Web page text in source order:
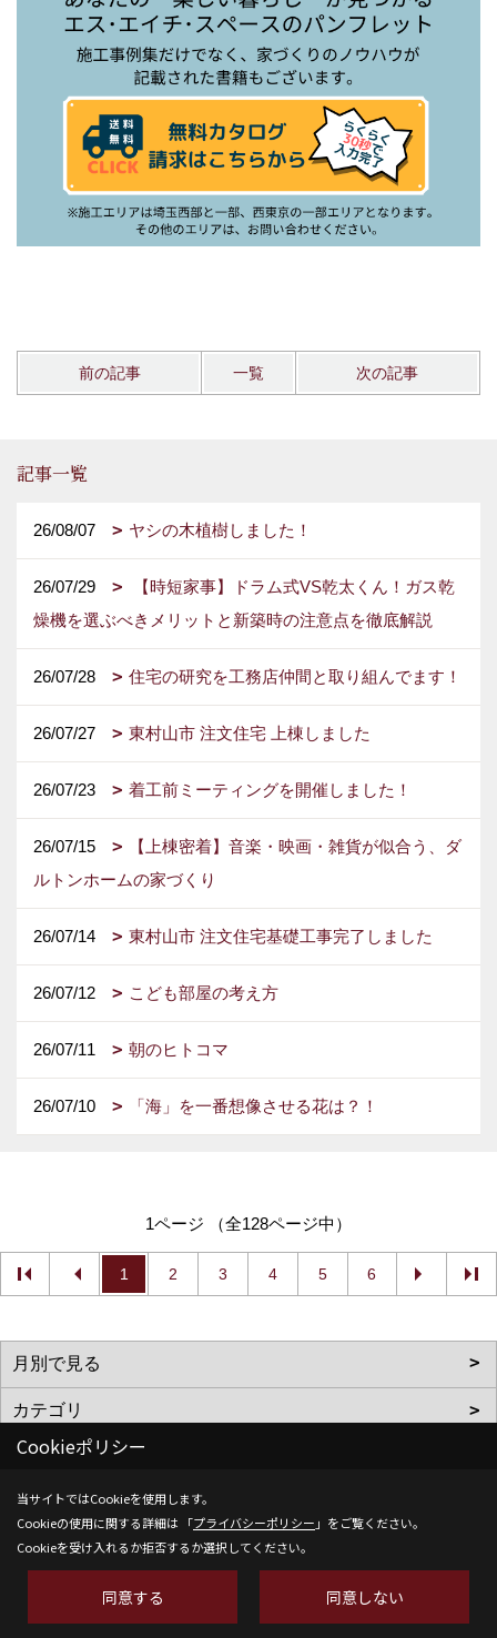
前の記事 一覧 次の記事
記事一覧
26/08/07 ヤシの木植樹しました！
26/07/29
【時短家事】ドラム式VS乾太くん！ガス乾
燥機を選ぶべきメリットと新築時の注意点を徹底解説
26/07/28 住宅の研究を工務店仲間と取り組んでます！
26/07/27 東村山市 注文住宅 上棟しました
26/07/23 着工前ミーティングを開催しました！
26/07/15
【上棟密着】音楽・映画・雑貨が似合う、ダ
ルトンホームの家づくり
26/07/14 東村山市 注文住宅基礎工事完了しました
26/07/12 こども部屋の考え方
26/07/11 朝のヒトコマ
26/07/10 「海」を一番想像させる花は？！
1ページ （全128ページ中）
1 2 3 4 5 6
株式会社SH-Space
〒350-1316
埼玉県狭山市南入曽558-9
TEL：04-2902-6070
Cookieポリシー
当サイトではCookieを使用します。
Cookieの使用に関する詳細は 「プライバシーポリシー 」をご覧ください。
Cookieを受け入れるか拒否するか選択してください。
同意する 同意しない